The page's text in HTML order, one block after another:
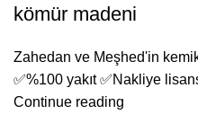
kömür madeni
Zahedan ve Meşhed'in
✅%100 yakıt ✅Nakliye
Continue reading